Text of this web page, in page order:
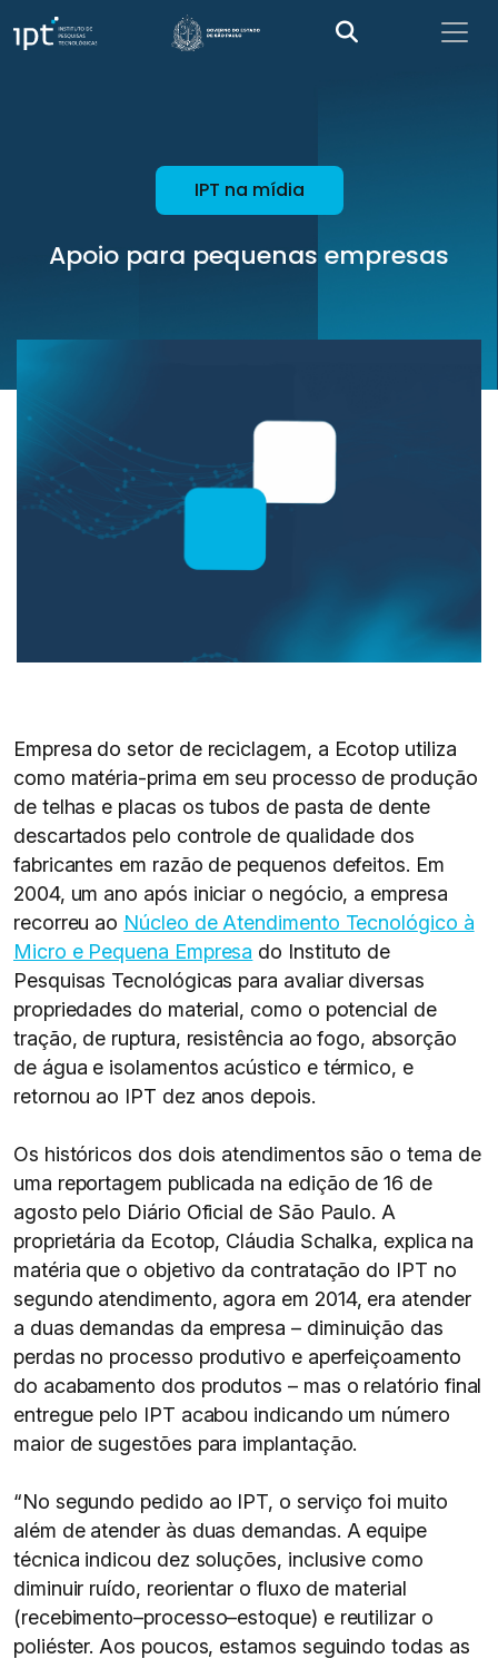
IPT na mídia
Apoio para pequenas empresas
Empresa do setor de reciclagem, a Ecotop utiliza
como matéria-prima em seu processo de produção
de telhas e placas os tubos de pasta de dente
descartados pelo controle de qualidade dos
fabricantes em razão de pequenos defeitos. Em
2004, um ano após iniciar o negócio, a empresa
recorreu ao Núcleo de Atendimento Tecnológico à
Micro e Pequena Empresa do Instituto de
Pesquisas Tecnológicas para avaliar diversas
propriedades do material, como o potencial de
tração, de ruptura, resistência ao fogo, absorção
de água e isolamentos acústico e térmico, e
retornou ao IPT dez anos depois.
Os históricos dos dois atendimentos são o tema de
uma reportagem publicada na edição de 16 de
agosto pelo Diário Oficial de São Paulo. A
proprietária da Ecotop, Cláudia Schalka, explica na
matéria que o objetivo da contratação do IPT no
segundo atendimento, agora em 2014, era atender
a duas demandas da empresa – diminuição das
perdas no processo produtivo e aperfeiçoamento
do acabamento dos produtos – mas o relatório final
entregue pelo IPT acabou indicando um número
maior de sugestões para implantação.
“No segundo pedido ao IPT, o serviço foi muito
além de atender às duas demandas. A equipe
técnica indicou dez soluções, inclusive como
diminuir ruído, reorientar o fluxo de material
(recebimento–processo–estoque) e reutilizar o
poliéster. Aos poucos, estamos seguindo todas as